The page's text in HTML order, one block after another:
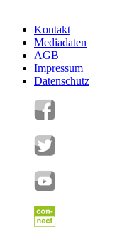
Kontakt
Mediadaten
AGB
Impressum
Datenschutz